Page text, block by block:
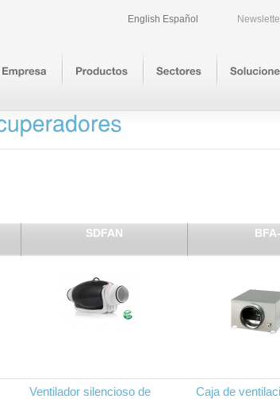
English Español
SDFAN
Ventilador silencioso de
Caja de